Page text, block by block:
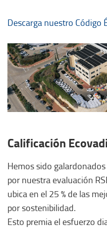
Descarga nuestro Código
Calificación
Hemos sido
por nuestra evaluación
ubica en el 25 % de las
por sostenibilidad.
Esto premia el esfuerzo